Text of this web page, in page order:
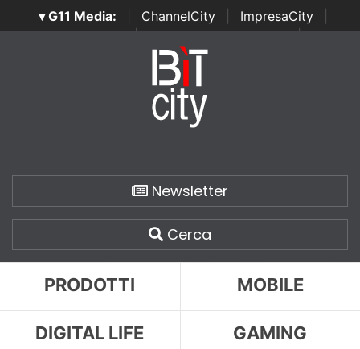
▾ G11 Media: ChannelCity ImpresaCity
SecurityOpenLab | Italian Channel Awards | Italian
Italian Security Awards
Newsletter
Cerca
PRODOTTI MOBILE
DIGITAL LIFE GAMING